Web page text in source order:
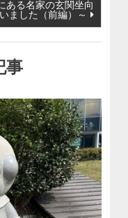
ある名家の玄関坐向
ました（前編）～
事